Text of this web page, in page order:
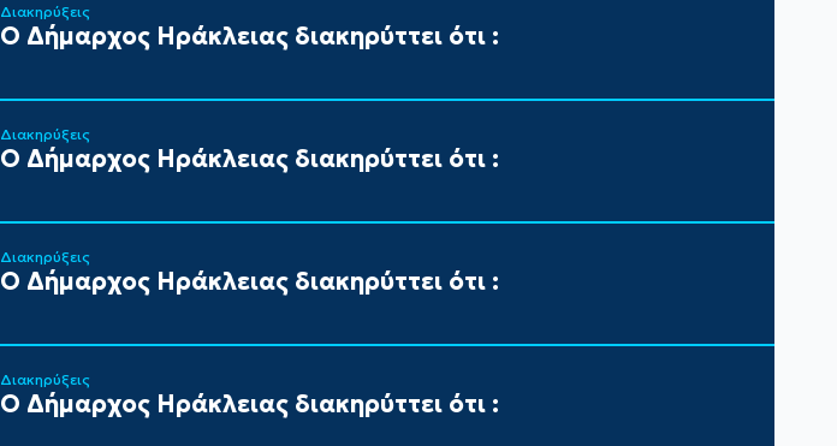
Διακηρύξεις
Ο Δήμαρχος Ηράκλειας διακηρύττει ότι :
Διακηρύξεις
Ο Δήμαρχος Ηράκλειας διακηρύττει ότι :
Διακηρύξεις
Ο Δήμαρχος Ηράκλειας διακηρύττει ότι :
Διακηρύξεις
Ο Δήμαρχος Ηράκλειας διακηρύττει ότι :